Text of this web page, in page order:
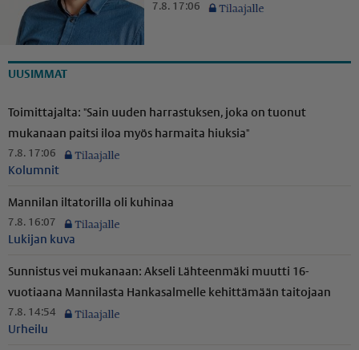
7.8. 17:06
UUSIMMAT
Toimittajalta: "Sain uuden harrastuksen, joka on tuonut
mukanaan paitsi iloa myös harmaita hiuksia"
7.8. 17:06
Kolumnit
Mannilan iltatorilla oli kuhinaa
7.8. 16:07
Lukijan kuva
Sunnistus vei mukanaan: Akseli Lähteenmäki muutti 16-
vuotiaana Mannilasta Hankasalmelle kehittämään taitojaan
7.8. 14:54
Urheilu